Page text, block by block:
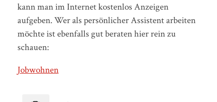
kann man im Internet kostenlos Anzeigen
aufgeben. Wer als persönlicher Assistent arbeiten
möchte ist ebenfalls gut beraten hier rein zu
schauen:
Jobwohnen